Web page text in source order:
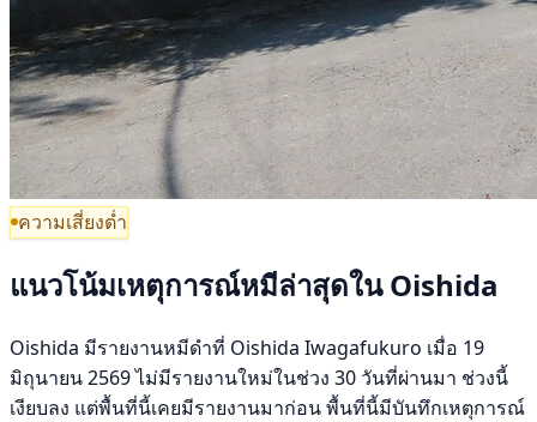
ความเสี่ยงต่ำ
แนวโน้มเหตุการณ์หมีล่าสุดใน Oishida
Oishida มีรายงานหมีดำที่ Oishida Iwagafukuro เมื่อ 19
มิถุนายน 2569 ไม่มีรายงานใหม่ในช่วง 30 วันที่ผ่านมา ช่วงนี้
เงียบลง แต่พื้นที่นี้เคยมีรายงานมาก่อน พื้นที่นี้มีบันทึกเหตุการณ์